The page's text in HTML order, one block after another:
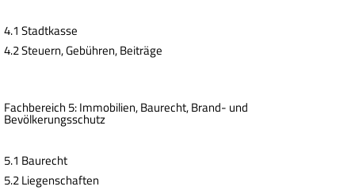
4.1 Stadtkasse
4.2 Steuern, Gebühren, Beiträge
Fachbereich 5: Immobilien, Baurecht, Brand- und
Bevölkerungsschutz
5.1 Baurecht
5.2 Liegenschaften